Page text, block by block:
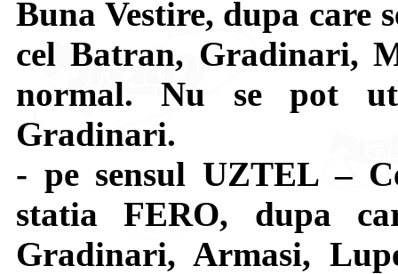
Buna Vestire, dupa care
cel Batran, Gradinari,
normal. Nu se pot
Gradinari.
- pe sensul UZTEL –
statia FERO, dupa
Gradinari, Armasi,